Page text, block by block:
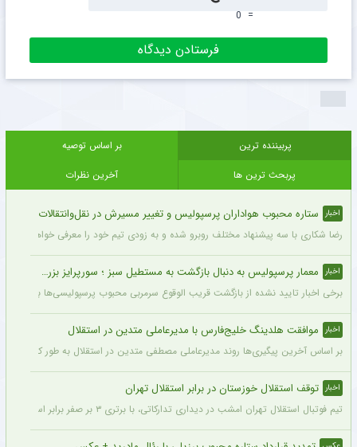
=
0
پربیننده ترین
بر اساس توصیه
پربحث ترین ها
آخرین نظرات
اخبار ستاره محبوب هواداران پرسپولیس و تغییر مسیرش در نقل‌وانتقالات
رضا شکاری با سه پیشنهاد مختلف روبرو شده و به زودی تیم خود را معرفی خواهد کرد.
اخبار معمار پرسپولیس به دنبال بازگشت به مستطیل سبز ؛ سورپرایز بزرگ در راه است ؟ + جزئیات
برخی اخبار تایید نشده از بازگشت قریب الوقوع سرمربی محبوب پرسپولیسی‌ها به دنیای
اخبار موافقت هلدینگ خلیج‌فارس با مدیرعاملی متدین در استقلال
بر اساس آخرین پیگیری‌ها روند مدیرعاملی مصطفی متدین در استقلال به طور کامل
اخبار توقف استقلال خوزستان در برابر استقلال تهران
تیم فوتبال استقلال تهران امشب در دیداری تدارکاتی، با برتری ۳ بر صفر برابر استقلال خوزستان، با دبل سعید سحرخیزان و گل یاسر آسانی پیروز شد.